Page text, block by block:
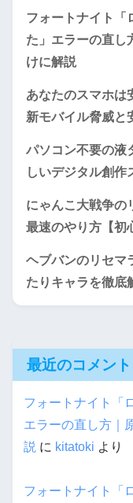
フォートナイト「
た」エラーの直し
けに解説
あなたのスマホは
新モバイル脅威と
パソコン不要の液
しいデジタル創作
にゃんこ大戦争の
最速のやり方【初
ヘブバンのリセマ
たりキャラを徹底
最近のコメント
フォートナイト「
エラーの直し方｜
説 に kitatoki より
フォートナイト「